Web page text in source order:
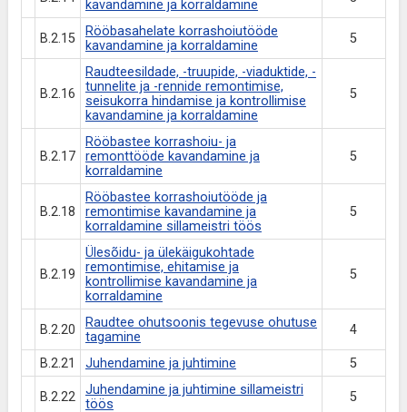
kavandamine ja korraldamine
B.2.15
Rööbasahelate korrashoiutööde
kavandamine ja korraldamine
5
B.2.16
Raudteesildade, -truupide, -viaduktide, -
tunnelite ja -rennide remontimise,
seisukorra hindamise ja kontrollimise
kavandamine ja korraldamine
5
B.2.17
Rööbastee korrashoiu- ja
remonttööde kavandamine ja
korraldamine
5
B.2.18
Rööbastee korrashoiutööde ja
remontimise kavandamine ja
korraldamine sillameistri töös
5
B.2.19
Ülesõidu- ja ülekäigukohtade
remontimise, ehitamise ja
kontrollimise kavandamine ja
korraldamine
5
B.2.20
Raudtee ohutsoonis tegevuse ohutuse
tagamine
4
B.2.21 Juhendamine ja juhtimine 5
B.2.22
Juhendamine ja juhtimine sillameistri
töös
5